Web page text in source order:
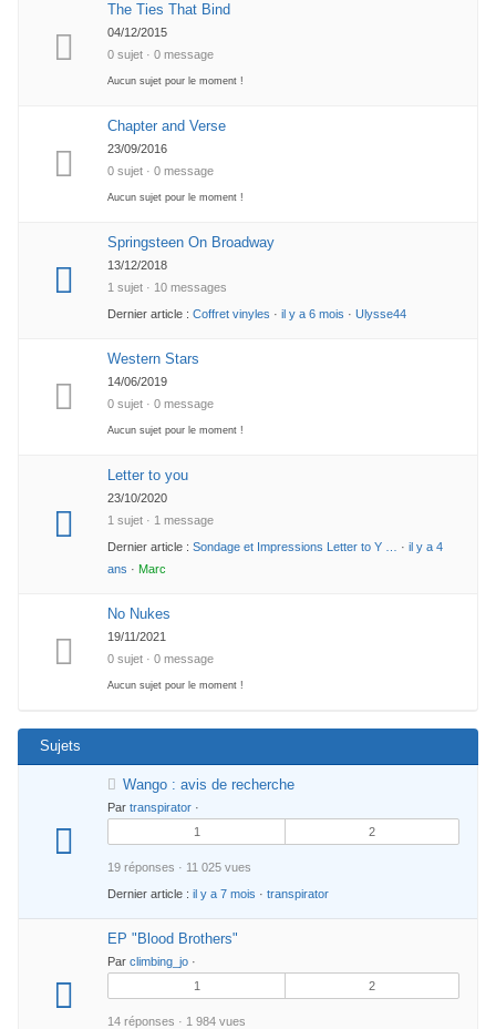
The Ties That Bind
04/12/2015
0 sujet · 0 message
Aucun sujet pour le moment !
Chapter and Verse
23/09/2016
0 sujet · 0 message
Aucun sujet pour le moment !
Springsteen On Broadway
13/12/2018
1 sujet · 10 messages
Dernier article : Coffret vinyles · il y a 6 mois · Ulysse44
Western Stars
14/06/2019
0 sujet · 0 message
Aucun sujet pour le moment !
Letter to you
23/10/2020
1 sujet · 1 message
Dernier article : Sondage et Impressions Letter to Y … · il y a 4
ans · Marc
No Nukes
19/11/2021
0 sujet · 0 message
Aucun sujet pour le moment !
Sujets
Wango : avis de recherche
Par transpirator ·
1
2
19 réponses · 11 025 vues
Dernier article : il y a 7 mois · transpirator
EP "Blood Brothers"
Par climbing_jo ·
1
2
14 réponses · 1 984 vues